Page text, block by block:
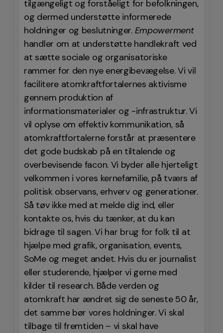
tilgængeligt og forståeligt for befolkningen,
og dermed understøtte informerede
holdninger og beslutninger. Empowerment
handler om at understøtte handlekraft ved
at sætte sociale og organisatoriske
rammer for den nye energibevægelse. Vi vil
facilitere atomkraftfortalernes aktivisme
gennem produktion af
informationsmaterialer og -infrastruktur. Vi
vil oplyse om effektiv kommunikation, så
atomkraftfortalerne forstår at præsentere
det gode budskab på en tiltalende og
overbevisende facon. Vi byder alle hjerteligt
velkommen i vores kernefamilie, på tværs af
politisk observans, erhverv og generationer.
Så tøv ikke med at melde dig ind, eller
kontakte os, hvis du tænker, at du kan
bidrage til sagen. Vi har brug for folk til at
hjælpe med grafik, organisation, events,
SoMe og meget andet. Hvis du er journalist
eller studerende, hjælper vi gerne med
kilder til research. Både verden og
atomkraft har ændret sig de seneste 50 år,
det samme bør vores holdninger. Vi skal
tilbage til fremtiden – vi skal have